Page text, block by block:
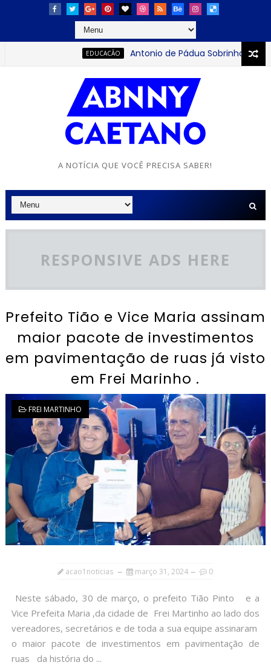
Antonio de Pádua Sobrinho: o jovem
A NOTÍCIA QUE VOCÊ PRECISA SABER!
RESPONSIVE ADS HERE
Prefeito Tião e Vice Maria assinam
maior pacote de investimentos
em pavimentação de ruas já visto
em Frei Marinho .
FREI MARTINHO
acao1noticias março 31, 2024 0
Neste sábado, 30 de março, o prefeito Tião Pinto e a
Vice Prefeita Maria ,da cidade de Frei Martinho ao lado dos
vereadores, secretários e de toda a sua equipe assinaram
o maior pacote de investimentos em pavimentação de
ruas da história do ...